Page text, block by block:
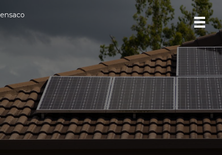
ensaco
Hogares energéticamente
autosuficientes